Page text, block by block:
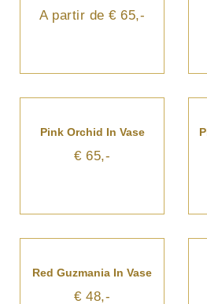
A partir de € 65,-
Pink Orchid In Vase
€ 65,-
Red Guzmania In Vase
€ 48,-